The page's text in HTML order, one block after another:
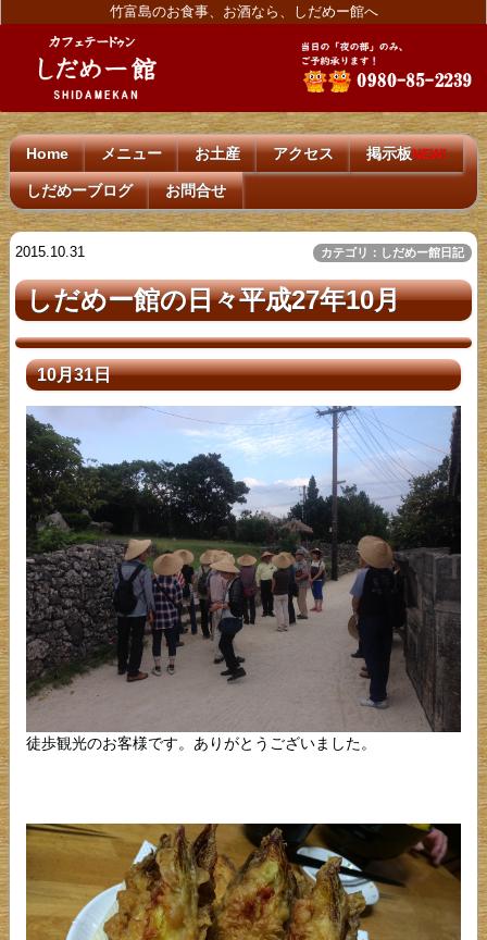
竹富島のお食事、お酒なら、しだめー館へ
Home メニュー お土産 アクセス 掲示板NEW!
しだめーブログ お問合せ
2015.10.31 カテゴリ：しだめー館日記
しだめー館の日々平成27年10月
10月31日
徒歩観光のお客様です。ありがとうございました。